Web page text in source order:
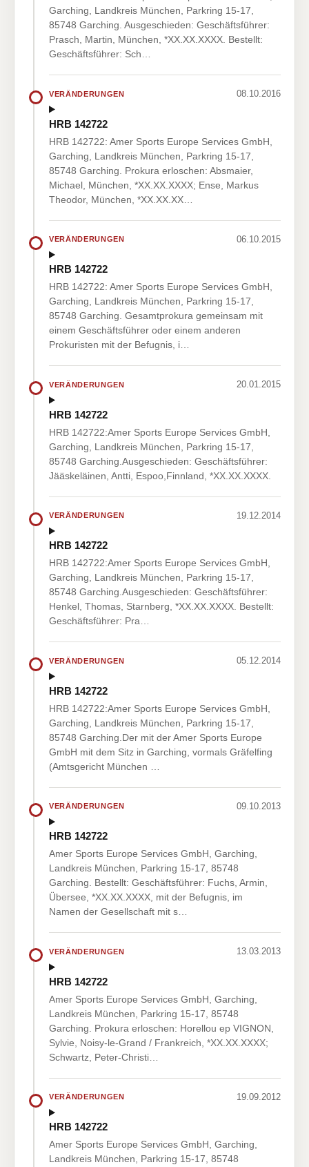
Garching, Landkreis München, Parkring 15-17,
85748 Garching. Ausgeschieden: Geschäftsführer:
Prasch, Martin, München, *XX.XX.XXXX. Bestellt:
Geschäftsführer: Sch…
VERÄNDERUNGEN 08.10.2016
HRB 142722
HRB 142722: Amer Sports Europe Services GmbH,
Garching, Landkreis München, Parkring 15-17,
85748 Garching. Prokura erloschen: Absmaier,
Michael, München, *XX.XX.XXXX; Ense, Markus
Theodor, München, *XX.XX.XX…
VERÄNDERUNGEN 06.10.2015
HRB 142722
HRB 142722: Amer Sports Europe Services GmbH,
Garching, Landkreis München, Parkring 15-17,
85748 Garching. Gesamtprokura gemeinsam mit
einem Geschäftsführer oder einem anderen
Prokuristen mit der Befugnis, i…
VERÄNDERUNGEN 20.01.2015
HRB 142722
HRB 142722:Amer Sports Europe Services GmbH,
Garching, Landkreis München, Parkring 15-17,
85748 Garching.Ausgeschieden: Geschäftsführer:
Jääskeläinen, Antti, Espoo,Finnland, *XX.XX.XXXX.
VERÄNDERUNGEN 19.12.2014
HRB 142722
HRB 142722:Amer Sports Europe Services GmbH,
Garching, Landkreis München, Parkring 15-17,
85748 Garching.Ausgeschieden: Geschäftsführer:
Henkel, Thomas, Starnberg, *XX.XX.XXXX. Bestellt:
Geschäftsführer: Pra…
VERÄNDERUNGEN 05.12.2014
HRB 142722
HRB 142722:Amer Sports Europe Services GmbH,
Garching, Landkreis München, Parkring 15-17,
85748 Garching.Der mit der Amer Sports Europe
GmbH mit dem Sitz in Garching, vormals Gräfelfing
(Amtsgericht München …
VERÄNDERUNGEN 09.10.2013
HRB 142722
Amer Sports Europe Services GmbH, Garching,
Landkreis München, Parkring 15-17, 85748
Garching. Bestellt: Geschäftsführer: Fuchs, Armin,
Übersee, *XX.XX.XXXX, mit der Befugnis, im
Namen der Gesellschaft mit s…
VERÄNDERUNGEN 13.03.2013
HRB 142722
Amer Sports Europe Services GmbH, Garching,
Landkreis München, Parkring 15-17, 85748
Garching. Prokura erloschen: Horellou ep VIGNON,
Sylvie, Noisy-le-Grand / Frankreich, *XX.XX.XXXX;
Schwartz, Peter-Christi…
VERÄNDERUNGEN 19.09.2012
HRB 142722
Amer Sports Europe Services GmbH, Garching,
Landkreis München, Parkring 15-17, 85748